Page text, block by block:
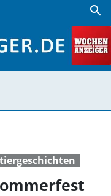
search
tiergeschichten